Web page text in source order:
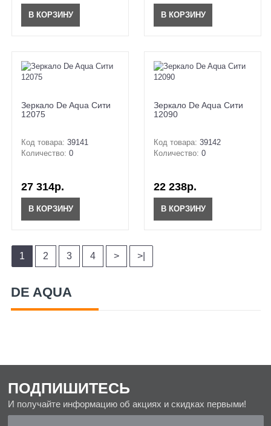
В КОРЗИНУ В КОРЗИНУ
Зеркало De Aqua Сити
12075
Код товара: 39141
Количество: 0
27 314р.
В КОРЗИНУ
Зеркало De Aqua Сити
12090
Код товара: 39142
Количество: 0
22 238р.
В КОРЗИНУ
1 2 3 4 > >|
DE AQUA
ПОДПИШИТЕСЬ
И получайте информацию об акциях и скидках первыми!